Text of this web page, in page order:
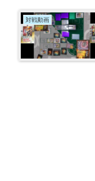
対戦動画